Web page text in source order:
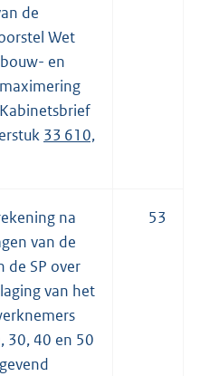
de
Wet
en
33 610,
na
van de
de SP over
van het
30, 40 en 50
53